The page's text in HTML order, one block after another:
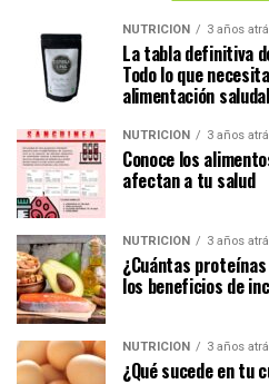
NUTRICIÓN 3 años
La tabla definitiva
Todo lo que
alimentación
NUTRICIÓN 3 años
Conoce los
afectan a tu salud
NUTRICIÓN 3 años
¿Cuántas
los beneficios de
NUTRICIÓN 3 años
¿Qué sucede en tu